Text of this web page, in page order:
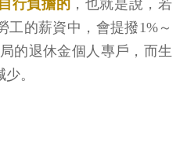
行負擔的 ，也就是說，若
工的薪資中，會提撥1%～
的退休金個人專戶，而生
。